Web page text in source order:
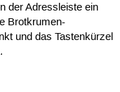
der Adressleiste ein
Brotkrumen-
und das Tastenkürzel